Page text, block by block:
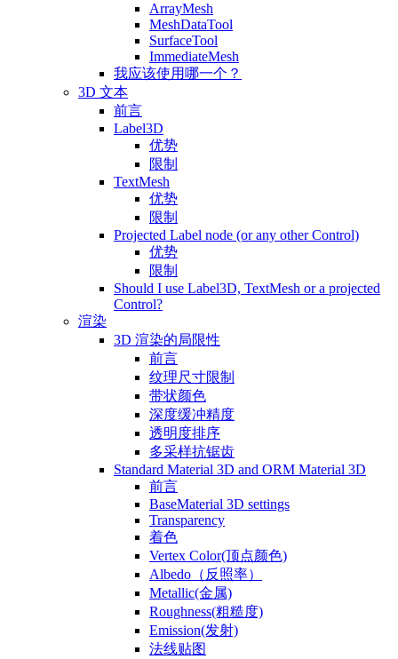
ArrayMesh
MeshDataTool
SurfaceTool
ImmediateMesh
我应该使用哪一个？
3D 文本
前言
Label3D
优势
限制
TextMesh
优势
限制
Projected Label node (or any other Control)
优势
限制
Should I use Label3D, TextMesh or a projected
Control?
渲染
3D 渲染的局限性
前言
纹理尺寸限制
带状颜色
深度缓冲精度
透明度排序
多采样抗锯齿
Standard Material 3D and ORM Material 3D
前言
BaseMaterial 3D settings
Transparency
着色
Vertex Color(顶点颜色)
Albedo（反照率）
Metallic(金属)
Roughness(粗糙度)
Emission(发射)
法线贴图